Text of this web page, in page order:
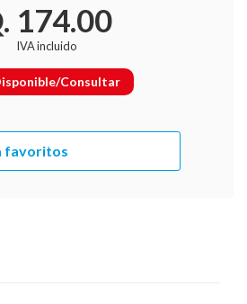
174.00
IVA incluido
Consultar
favoritos